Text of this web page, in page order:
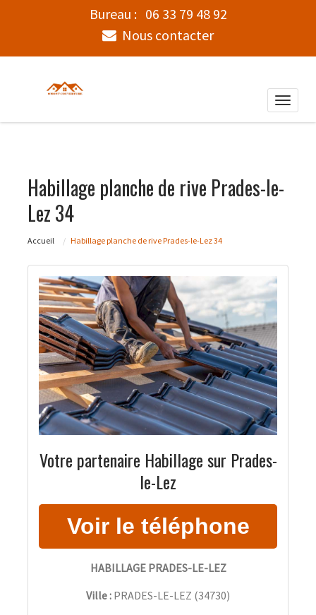
Bureau : 06 33 79 48 92
Nous contacter
Toggle
Habillage planche de rive Prades-le-
Lez 34
Accueil Habillage planche de rive Prades-le-Lez 34
Votre partenaire Habillage sur Prades-
le-Lez
HABILLAGE PRADES-LE-LEZ
Ville : PRADES-LE-LEZ (34730)